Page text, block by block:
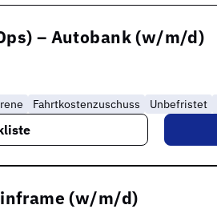
– Autobank (w/m/d)
Fahrtkostenzuschuss Unbefristet
(w/m/d)